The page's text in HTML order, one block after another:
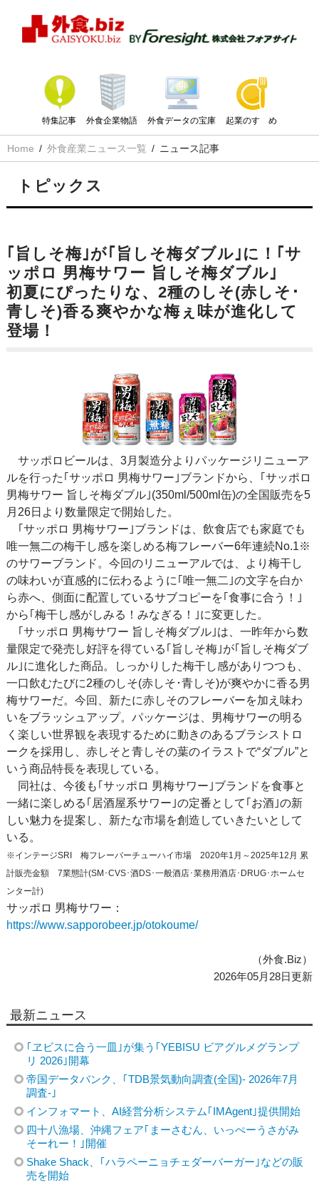
特集記事 外食企業物語 外食データの宝庫 起業のすゝめ
Home 外食産業ニュース一覧 ニュース記事
トピックス
｢旨しそ梅｣が｢旨しそ梅ダブル｣に！｢サ
ッポロ 男梅サワー 旨しそ梅ダブル｣
初夏にぴったりな、2種のしそ(赤しそ･
青しそ)香る爽やかな梅ぇ味が進化して
登場！
サッポロビールは、3月製造分よりパッケージリニューア
ルを行った｢サッポロ 男梅サワー｣ブランドから、｢サッポロ
男梅サワー 旨しそ梅ダブル｣(350ml/500ml缶)の全国販売を5
月26日より数量限定で開始した。
｢サッポロ 男梅サワー｣ブランドは、飲食店でも家庭でも
唯一無二の梅干し感を楽しめる梅フレーバー6年連続No.1※
のサワーブランド。今回のリニューアルでは、より梅干し
の味わいが直感的に伝わるように｢唯一無二｣の文字を白か
ら赤へ、側面に配置しているサブコピーを｢食事に合う！｣
から｢梅干し感がしみる！みなぎる！｣に変更した。
｢サッポロ 男梅サワー 旨しそ梅ダブル｣は、一昨年から数
量限定で発売し好評を得ている｢旨しそ梅｣が｢旨しそ梅ダブ
ル｣に進化した商品。しっかりした梅干し感がありつつも、
一口飲むたびに2種のしそ(赤しそ･青しそ)が爽やかに香る男
梅サワーだ。今回、新たに赤しそのフレーバーを加え味わ
いをブラッシュアップ。パッケージは、男梅サワーの明る
く楽しい世界観を表現するために動きのあるブラシストロ
ークを採用し、赤しそと青しその葉のイラストで“ダブル”と
いう商品特長を表現している。
同社は、今後も｢サッポロ 男梅サワー｣ブランドを食事と
一緒に楽しめる｢居酒屋系サワー｣の定番として｢お酒｣の新
しい魅力を提案し、新たな市場を創造していきたいとして
いる。
※インテージSRI 梅フレーバーチューハイ市場 2020年1月～2025年12月 累
計販売金額 7業態計(SM･CVS･酒DS･一般酒店･業務用酒店･DRUG･ホームセ
ンター計)
サッポロ 男梅サワー：
https://www.sapporobeer.jp/otokoume/
（外食.Biz）
2026年05月28日更新
最新ニュース
｢ヱビスに合う一皿｣が集う｢YEBISU ビアグルメグランプ
リ 2026｣開幕
帝国データバンク、｢TDB景気動向調査(全国)- 2026年7月
調査-｣
インフォマート、AI経営分析システム｢IMAgent｣提供開始
四十八漁場、沖縄フェア｢まーさむん、いっぺーうさがみ
そーれー！｣開催
Shake Shack、｢ハラペーニョチェダーバーガー｣などの販
売を開始